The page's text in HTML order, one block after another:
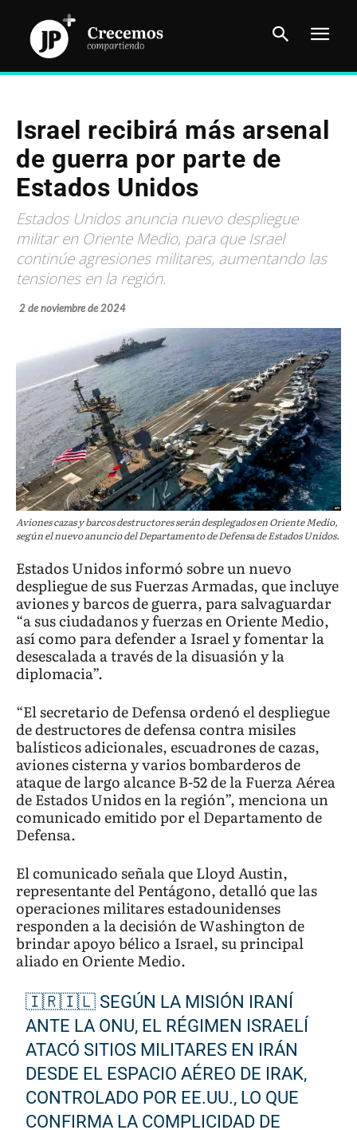
Israel recibirá más arsenal
de guerra por parte de
Estados Unidos
Estados Unidos anuncia nuevo despliegue
militar en Oriente Medio, para que Israel
continúe agresiones militares, aumentando las
tensiones en la región.
2 de noviembre de 2024
Aviones cazas y barcos destructores serán desplegados en Oriente Medio,
según el nuevo anuncio del Departamento de Defensa de Estados Unidos.
Estados Unidos informó sobre un nuevo
despliegue de sus Fuerzas Armadas, que incluye
aviones y barcos de guerra, para salvaguardar
“a sus ciudadanos y fuerzas en Oriente Medio,
así como para defender a Israel y fomentar la
desescalada a través de la disuasión y la
diplomacia”.
“El secretario de Defensa ordenó el despliegue
de destructores de defensa contra misiles
balísticos adicionales, escuadrones de cazas,
aviones cisterna y varios bombarderos de
ataque de largo alcance B-52 de la Fuerza Aérea
de Estados Unidos en la región”, menciona un
comunicado emitido por el Departamento de
Defensa.
El comunicado señala que Lloyd Austin,
representante del Pentágono, detalló que las
operaciones militares estadounidenses
responden a la decisión de Washington de
brindar apoyo bélico a Israel, su principal
aliado en Oriente Medio.
🇮🇷🇮🇱 SEGÚN LA MISIÓN IRANÍ
ANTE LA ONU, EL RÉGIMEN ISRAELÍ
ATACÓ SITIOS MILITARES EN IRÁN
DESDE EL ESPACIO AÉREO DE IRAK,
CONTROLADO POR EE.UU., LO QUE
CONFIRMA LA COMPLICIDAD DE